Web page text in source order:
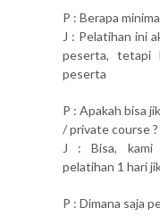
P : Berapa
J : Pelatihan ini
peserta, tetapi
peserta
P : Apakah bisa
/ private course ?
J : Bisa, kami
pelatihan 1 hari
P : Dimana saja